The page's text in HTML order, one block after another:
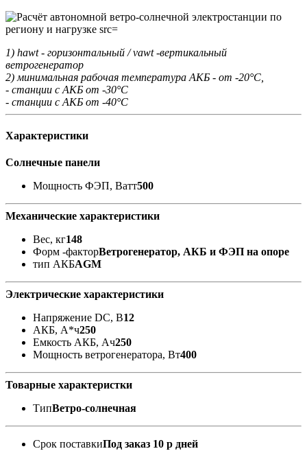
1) hawt - горизонтальный / vawt -вертикальный
ветрогенератор
2) минимальная рабочая температура АКБ - от -20°С,
- станции с АКБ от -30°С
- станции с АКБ от -40°С
Характеристики
Солнечные панели
Мощность ФЭП, Ватт500
Механические характеристики
Вес, кг148
Форм -факторВетрогенератор, АКБ и ФЭП на опоре
тип АКБAGM
Электрические характеристики
Напряжение DC, В12
АКБ, А*ч250
Емкость АКБ, Ач250
Мощность ветрогенератора, Вт400
Товарные характеристки
ТипВетро-солнечная
Срок поставкиПод заказ 10 р дней